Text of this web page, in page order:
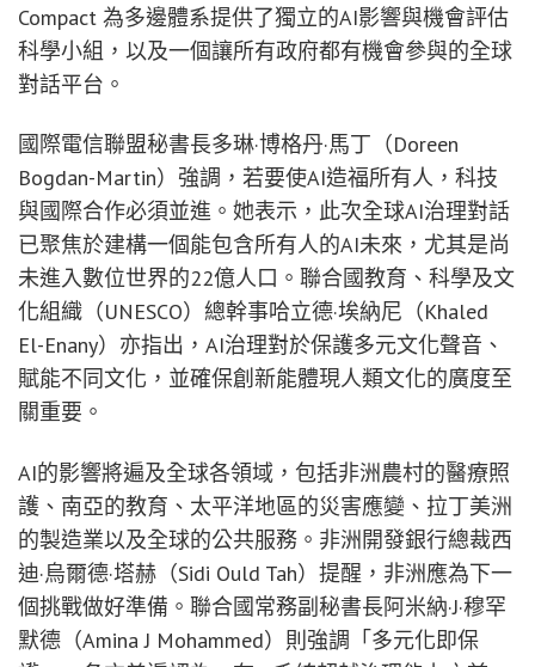
Compact 為多邊體系提供了獨立的AI影響與機會評估
科學小組，以及一個讓所有政府都有機會參與的全球
對話平台。
國際電信聯盟秘書長多琳·博格丹·馬丁（Doreen
Bogdan-Martin）強調，若要使AI造福所有人，科技
與國際合作必須並進。她表示，此次全球AI治理對話
已聚焦於建構一個能包含所有人的AI未來，尤其是尚
未進入數位世界的22億人口。聯合國教育、科學及文
化組織（UNESCO）總幹事哈立德·埃納尼（Khaled
El-Enany）亦指出，AI治理對於保護多元文化聲音、
賦能不同文化，並確保創新能體現人類文化的廣度至
關重要。
AI的影響將遍及全球各領域，包括非洲農村的醫療照
護、南亞的教育、太平洋地區的災害應變、拉丁美洲
的製造業以及全球的公共服務。非洲開發銀行總裁西
迪·烏爾德·塔赫（Sidi Ould Tah）提醒，非洲應為下一
個挑戰做好準備。聯合國常務副秘書長阿米納·J·穆罕
默德（Amina J Mohammed）則強調「多元化即保